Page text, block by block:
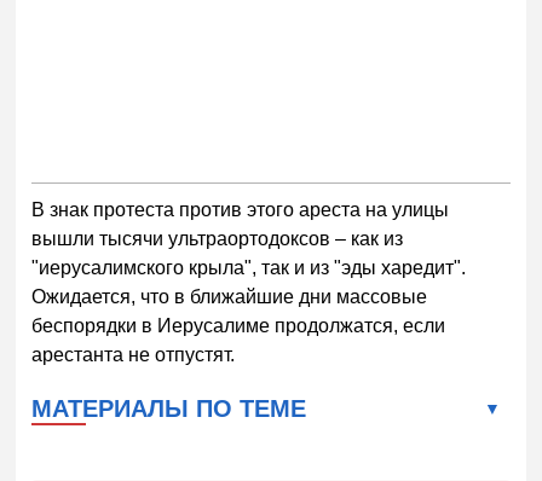
В знак протеста против этого ареста на улицы
вышли тысячи ультраортодоксов – как из
"иерусалимского крыла", так и из "эды харедит".
Ожидается, что в ближайшие дни массовые
беспорядки в Иерусалиме продолжатся, если
арестанта не отпустят.
МАТЕРИАЛЫ ПО ТЕМЕ